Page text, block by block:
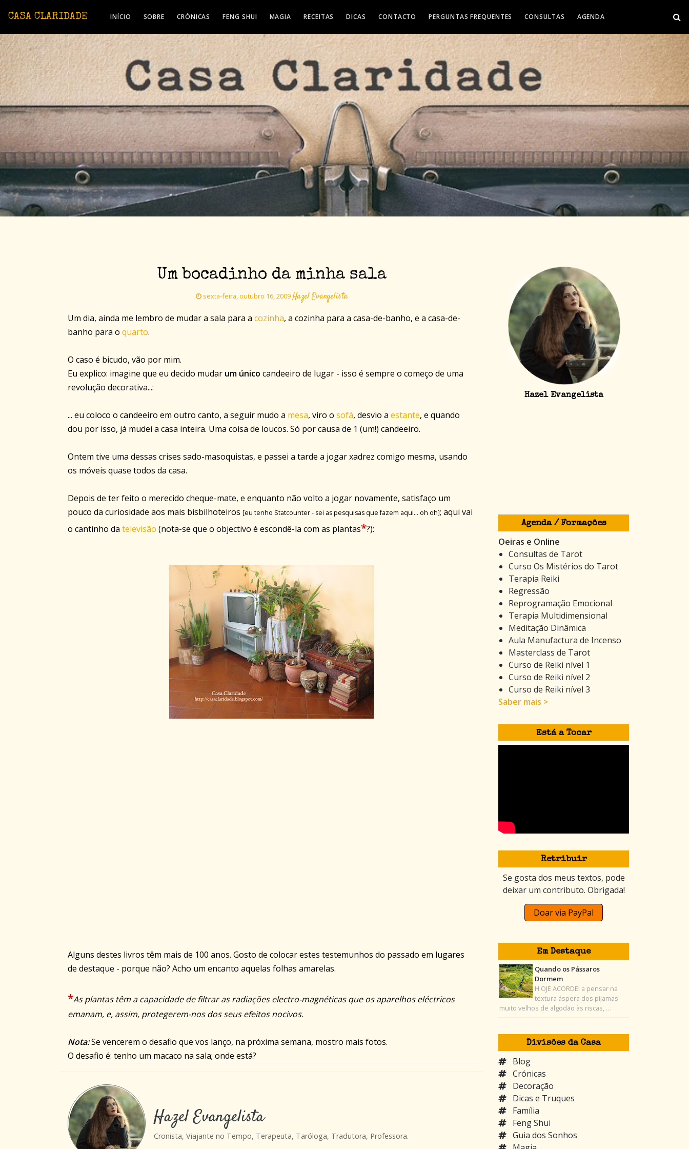
CASA CLARIDADE INÍCIO SOBRE CRÓNICAS FENG SHUI MAGIA RECEITAS DICAS CONTACTO PERGUNTAS FREQUENTES CONSULTAS AGENDA
Um bocadinho da minha sala
sexta-feira, outubro 16, 2009Hazel Evangelista
Um dia, ainda me lembro de mudar a sala para a cozinha, a cozinha para a casa-de-banho, e a casa-de-
banho para o quarto.
O caso é bicudo, vão por mim.
Eu explico: imagine que eu decido mudar um único candeeiro de lugar - isso é sempre o começo de uma
revolução decorativa...:
... eu coloco o candeeiro em outro canto, a seguir mudo a mesa, viro o sofá, desvio a estante, e quando
dou por isso, já mudei a casa inteira. Uma coisa de loucos. Só por causa de 1 (um!) candeeiro.
Ontem tive uma dessas crises sado-masoquistas, e passei a tarde a jogar xadrez comigo mesma, usando
os móveis quase todos da casa.
Depois de ter feito o merecido cheque-mate, e enquanto não volto a jogar novamente, satisfaço um
pouco da curiosidade aos mais bisbilhoteiros [eu tenho Statcounter - sei as pesquisas que fazem aqui... oh oh]; aqui vai
o cantinho da televisão (nota-se que o objectivo é escondê-la com as plantas*?):
Alguns destes livros têm mais de 100 anos. Gosto de colocar estes testemunhos do passado em lugares
de destaque - porque não? Acho um encanto aquelas folhas amarelas.
*As plantas têm a capacidade de filtrar as radiações electro-magnéticas que os aparelhos eléctricos
emanam, e, assim, protegerem-nos dos seus efeitos nocivos.
Nota:Se vencerem o desafio que vos lanço, na próxima semana, mostro mais fotos.
O desafio é: tenho um macaco na sala; onde está?
Hazel Evangelista
Cronista, Viajante no Tempo, Terapeuta, Taróloga, Tradutora, Professora.
Hazel Evangelista
Agenda / Formações
Oeiras e Online
Consultas de Tarot
Curso Os Mistérios do Tarot
Terapia Reiki
Regressão
Reprogramação Emocional
Terapia Multidimensional
Meditação Dinâmica
Aula Manufactura de Incenso
Masterclass de Tarot
Curso de Reiki nível 1
Curso de Reiki nível 2
Curso de Reiki nível 3
Saber mais >
Está a Tocar
Retribuir
Se gosta dos meus textos, pode
deixar um contributo. Obrigada!
Doar via PayPal
Em Destaque
Quando os Pássaros
Dormem
H OJE ACORDEI a pensar na
textura áspera dos pijamas
muito velhos de algodão às riscas, …
Divisões da Casa
Blog
Crónicas
Decoração
Dicas e Truques
Família
Feng Shui
Guia dos Sonhos